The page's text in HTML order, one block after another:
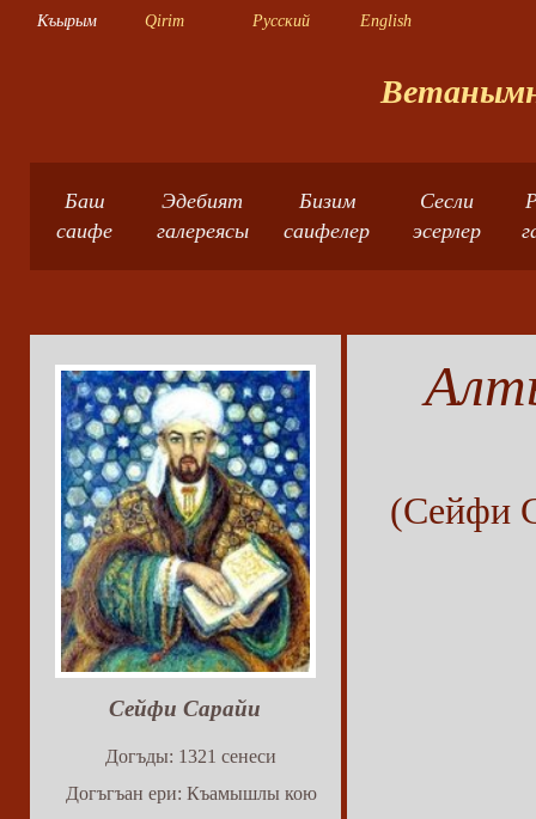
Къырым Qirim Русский English
Баш
саифе
Эдебият
галереясы
Бизим
саифелер
Сесли
эсерлер
Сейфи Сарайи
Догъды: 1321 сенеси
Догъгъан ери: Къамышлы кою
(Сейфи